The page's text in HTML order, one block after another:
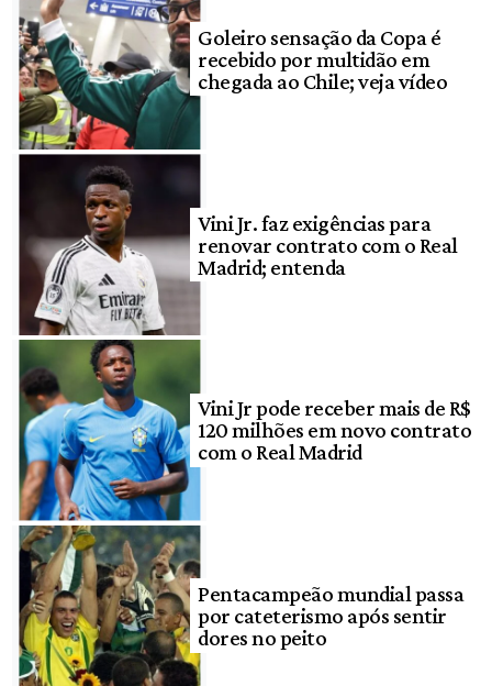
Goleiro sensação da Copa é
recebido por multidão em
chegada ao Chile; veja vídeo
Vini Jr. faz exigências para
renovar contrato com o Real
Madrid; entenda
Vini Jr pode receber mais de R$
120 milhões em novo contrato
com o Real Madrid
Pentacampeão mundial passa
por cateterismo após sentir
dores no peito